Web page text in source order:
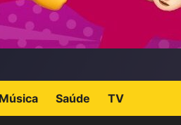
Música Saúde TV